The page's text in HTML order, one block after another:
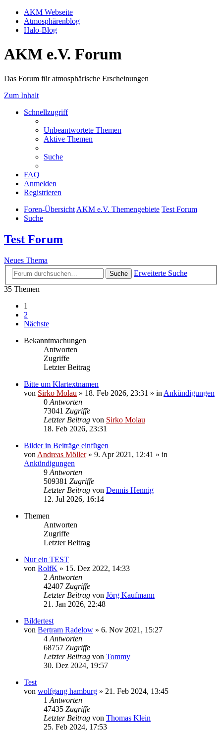
AKM Webseite
Atmosphärenblog
Halo-Blog
AKM e.V. Forum
Das Forum für atmosphärische Erscheinungen
Zum Inhalt
Schnellzugriff
Unbeantwortete Themen
Aktive Themen
Suche
FAQ
Anmelden
Registrieren
Foren-Übersicht AKM e.V. Themengebiete Test Forum
Suche
Test Forum
Neues Thema
Suche
Erweiterte Suche
35 Themen
1
2
Nächste
Bekanntmachungen
Antworten
Zugriffe
Letzter Beitrag
Bitte um Klartextnamen
von Sirko Molau » 18. Feb 2026, 23:31 » in Ankündigungen
0 Antworten
73041 Zugriffe
Letzter Beitrag von Sirko Molau
18. Feb 2026, 23:31
Bilder in Beiträge einfügen
von Andreas Möller» 9. Apr 2021, 12:41 » in
Ankündigungen
9 Antworten
509381 Zugriffe
Letzter Beitrag von Dennis Hennig
12. Jul 2026, 16:14
Themen
Antworten
Zugriffe
Letzter Beitrag
Nur ein TEST
von RolfK » 15. Dez 2022, 14:33
2 Antworten
42407 Zugriffe
Letzter Beitrag von Jörg Kaufmann
21. Jan 2026, 22:48
Bildertest
von Bertram Radelow » 6. Nov 2021, 15:27
4 Antworten
68757 Zugriffe
Letzter Beitrag von Tommy
30. Dez 2024, 19:57
Test
von wolfgang hamburg » 21. Feb 2024, 13:45
1 Antworten
47435 Zugriffe
Letzter Beitrag von Thomas Klein
25. Feb 2024, 17:53